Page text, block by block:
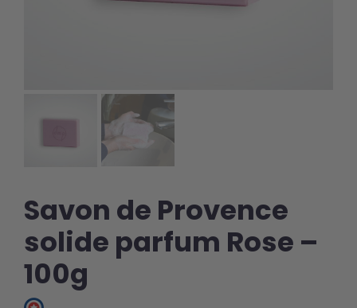
Savon de Provence
solide parfum Rose –
100g